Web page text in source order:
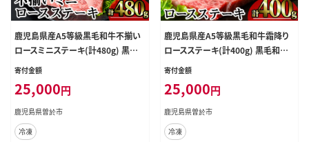
鹿児島県産A5等級黒毛和牛不揃い
ロースミニステーキ(計480g) 黒毛
和牛 モモステーキ 冷凍【KNOT】A64
寄付金額
25,000円
鹿児島県曽於市
冷凍
鹿児島県産A5等級黒毛和牛霜降り
ロースステーキ(計400g) 黒毛和牛
ロースステーキ 冷凍【KNOT】A632-
寄付金額
25,000円
鹿児島県曽於市
冷凍